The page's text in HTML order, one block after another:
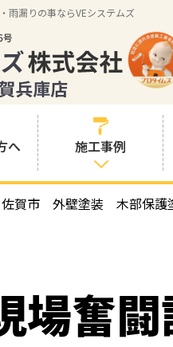
雨漏りの事ならVEシステムズ
へ
塗
施工事例
すべての事例
例
色の事例
佐賀市 外壁塗装 木部保護
場奮